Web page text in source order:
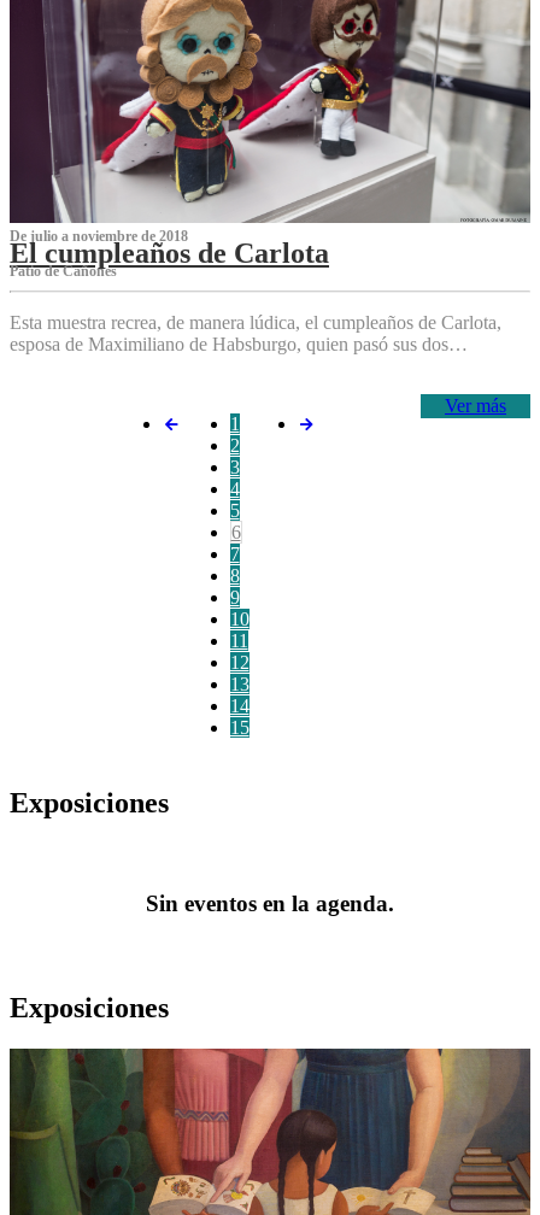
De julio a noviembre de 2018
El cumpleaños de Carlota
Patio de Cañones
Esta muestra recrea, de manera lúdica, el cumpleaños de Carlota,
esposa de Maximiliano de Habsburgo, quien pasó sus dos…
Ver más
1
2
3
4
5
6
7
8
9
10
11
12
13
14
15
Exposiciones
Sin eventos en la agenda.
Exposiciones